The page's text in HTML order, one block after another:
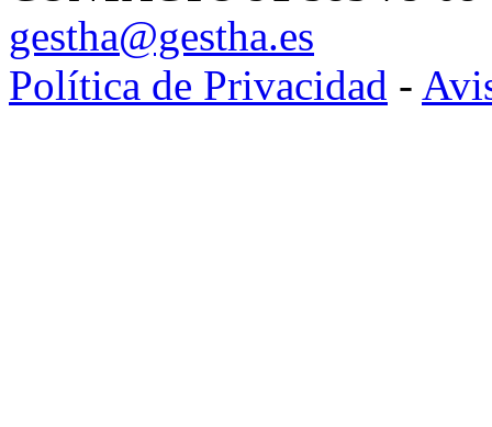
gestha@gestha.es
Política de Privacidad -